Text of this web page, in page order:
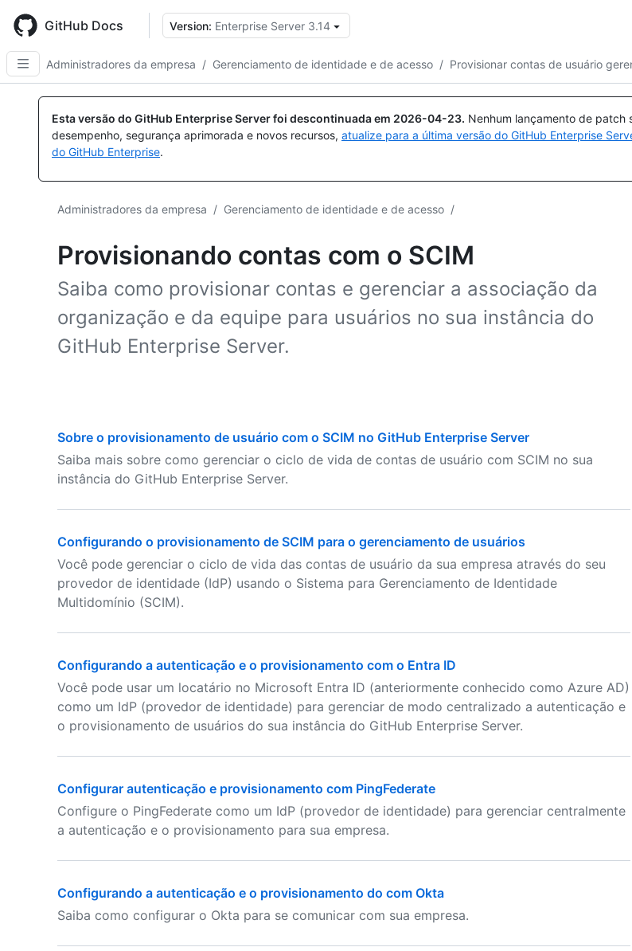
main
content
GitHub Docs Version: Enterprise Server 3.14
Administradores da empresa / Gerenciamento de identidade e de acesso / Provisionar contas de usuário
Esta versão do GitHub Enterprise Server foi descontinuada em 2026-04-23. Nenhum lançamento de patch
desempenho, segurança aprimorada e novos recursos, atualize para a última versão do GitHub Enterprise
do GitHub Enterprise.
Administradores da empresa / Gerenciamento de identidade e de acesso /
Provisionando contas com o SCIM
Saiba como provisionar contas e gerenciar a associação da
organização e da equipe para usuários no sua instância do
GitHub Enterprise Server.
Sobre o provisionamento de usuário com o SCIM no GitHub Enterprise Server
Saiba mais sobre como gerenciar o ciclo de vida de contas de usuário com SCIM no sua
instância do GitHub Enterprise Server.
Configurando o provisionamento de SCIM para o gerenciamento de usuários
Você pode gerenciar o ciclo de vida das contas de usuário da sua empresa através do seu
provedor de identidade (IdP) usando o Sistema para Gerenciamento de Identidade
Multidomínio (SCIM).
Configurando a autenticação e o provisionamento com o Entra ID
Você pode usar um locatário no Microsoft Entra ID (anteriormente conhecido como Azure AD)
como um IdP (provedor de identidade) para gerenciar de modo centralizado a autenticação e
o provisionamento de usuários do sua instância do GitHub Enterprise Server.
Configurar autenticação e provisionamento com PingFederate
Configure o PingFederate como um IdP (provedor de identidade) para gerenciar centralmente
a autenticação e o provisionamento para sua empresa.
Configurando a autenticação e o provisionamento do com Okta
Saiba como configurar o Okta para se comunicar com sua empresa.